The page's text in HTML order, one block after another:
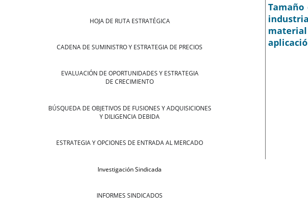
HOJA DE RUTA ESTRATÉGICA
CADENA DE SUMINISTRO Y ESTRATEGIA DE PRECIOS
EVALUACIÓN DE OPORTUNIDADES Y ESTRATEGIA
DE CRECIMIENTO
BÚSQUEDA DE OBJETIVOS DE FUSIONES Y ADQUISICIONES
Y DILIGENCIA DEBIDA
ESTRATEGIA Y OPCIONES DE ENTRADA AL MERCADO
Investigación Sindicada
INFORMES SINDICADOS